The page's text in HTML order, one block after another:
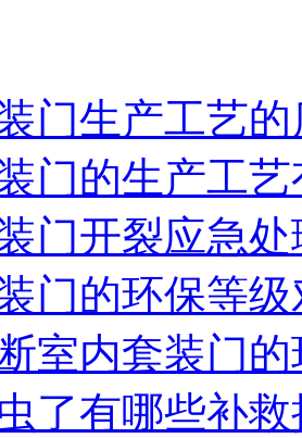
门生产工艺的
门的生产工
门开裂应急
门的环保等级
室内套装门的
了有哪些补救